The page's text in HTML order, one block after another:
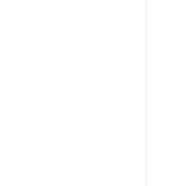
82.1大幅回落至73.0，主要反映能源价格下行
，配合上周就业报告，市场对联储局年内进一
） 2026年7月7日 2.公司点评 滨化集团
年，布局氯碱化学品、碳三碳四化学品、湿电
国最大的三氯乙烯、四氯乙烯及氯丙烯生产
生产商。截至2025年末，公司产品远销全球
材、半导体等领域头部企业，应用场景横跨基
受周期影响阶段性承压。2023-2025年收入分
动、碳三碳四新产能爬坡及原材料价格波动影
合增速约-23.3%。 行业状况及前景 根据弗若斯
2025年的复合年增长率为-1.7%。预计至2030
按销售收入计，聚氯乙烯(PVC)及烧碱分别占行
烷分别占0.6%、0.3%、0.2%、2.5%及1.5%。
合年增长率为10.2%。预计于2030年，中国烧